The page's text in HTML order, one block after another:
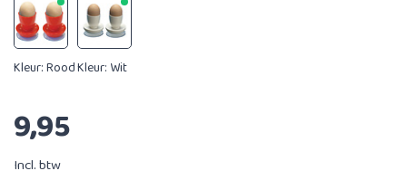
Kleur: RoodKleur: Wit
9,95
Incl. btw